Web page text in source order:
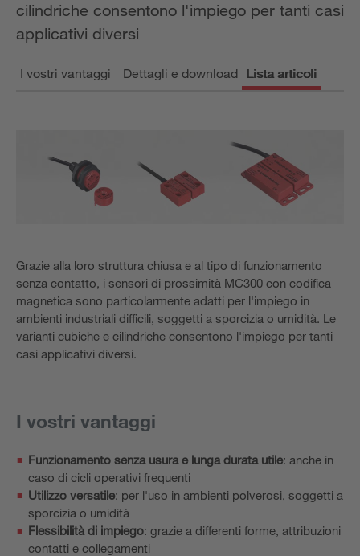
cilindriche consentono l'impiego per tanti casi
applicativi diversi
I vostri vantaggi Dettagli e download Lista articoli
Grazie alla loro struttura chiusa e al tipo di funzionamento
senza contatto, i sensori di prossimità MC300 con codifica
magnetica sono particolarmente adatti per l'impiego in
ambienti industriali difficili, soggetti a sporcizia o umidità. Le
varianti cubiche e cilindriche consentono l'impiego per tanti
casi applicativi diversi.
I vostri vantaggi
Funzionamento senza usura e lunga durata utile: anche in
caso di cicli operativi frequenti
Utilizzo versatile: per l'uso in ambienti polverosi, soggetti a
sporcizia o umidità
Flessibilità di impiego: grazie a differenti forme, attribuzioni
contatti e collegamenti